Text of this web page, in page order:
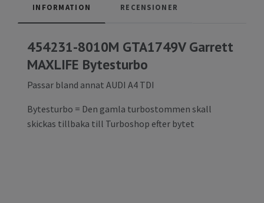
INFORMATION RECENSIONER
454231-8010M GTA1749V Garrett
MAXLIFE Bytesturbo
Passar bland annat AUDI A4 TDI
Bytesturbo = Den gamla turbostommen skall
skickas tillbaka till Turboshop efter bytet